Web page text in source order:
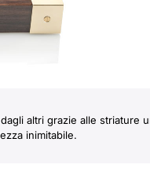
altri grazie alle striature
inimitabile.